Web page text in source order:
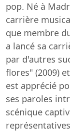
pop. Né à
carrière
que membre
a lancé sa
par d'autres
flores" (2009)
est apprécié
ses paroles
scénique